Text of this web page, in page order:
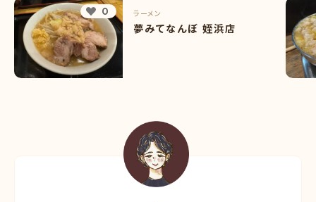
ラーメン
夢みてなんぼ 姪浜店
0